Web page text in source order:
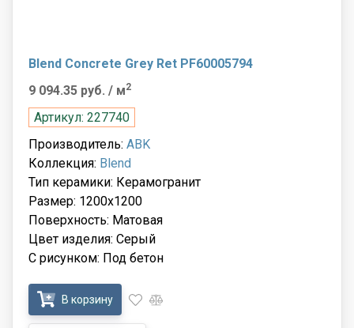
Blend Concrete Grey Ret PF60005794
9 094.35 руб. / м2
Артикул: 227740
Производитель: ABK
Коллекция: Blend
Тип керамики: Керамогранит
Размер: 1200x1200
Поверхность: Матовая
Цвет изделия: Серый
С рисунком: Под бетон
В корзину